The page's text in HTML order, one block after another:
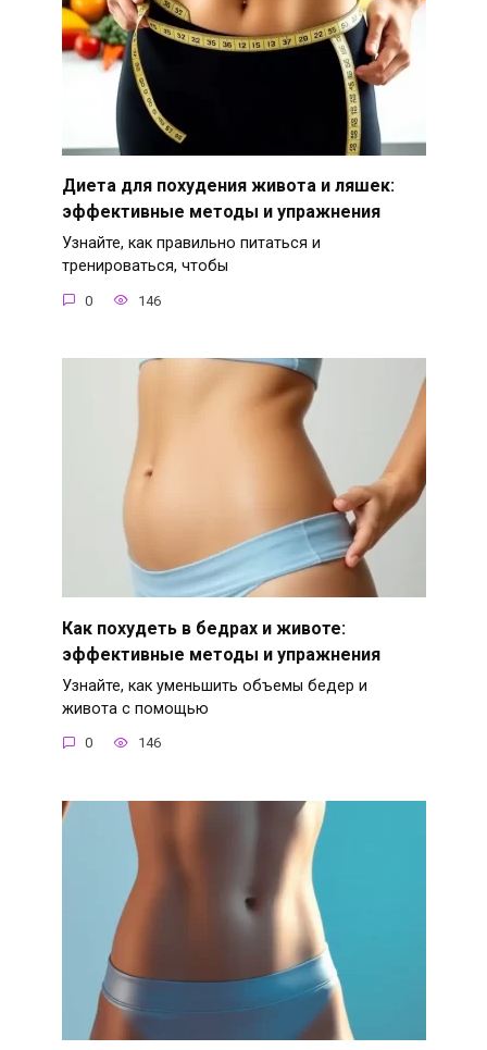
Диета для похудения живота и ляшек:
эффективные методы и упражнения
Узнайте, как правильно питаться и
тренироваться, чтобы
0 146
Как похудеть в бедрах и животе:
эффективные методы и упражнения
Узнайте, как уменьшить объемы бедер и
живота с помощью
0 146